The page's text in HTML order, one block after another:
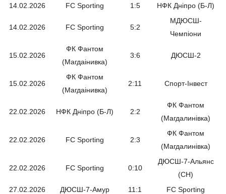
14.02.2026
FC Sporting 1:5 НФК Дніпро (Б-Л)
14.02.2026 FC Sporting 5:2
МДЮСШ-
Чемпіони
15.02.2026
ФК Фантом
(Магдаінивка)
3:6 ДЮСШ-2
15.02.2026
ФК Фантом
(Магдаінивка)
2:11 Спорт-Інвест
22.02.2026 НФК Дніпро (Б-Л) 2:2
ФК Фантом
(Магдалинівка)
22.02.2026 FC Sporting 2:3
ФК Фантом
(Магдалинівка)
22.02.2026 FC Sporting 0:10
ДЮСШ-7-Альянс
(СН)
27.02.2026
ДЮСШ-7-Амур 11:1 FC Sporting